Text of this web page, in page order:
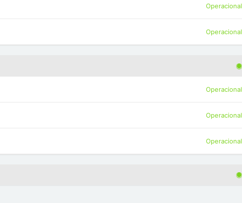
Operacional
Operacional
Operacional
Operacional
Operacional